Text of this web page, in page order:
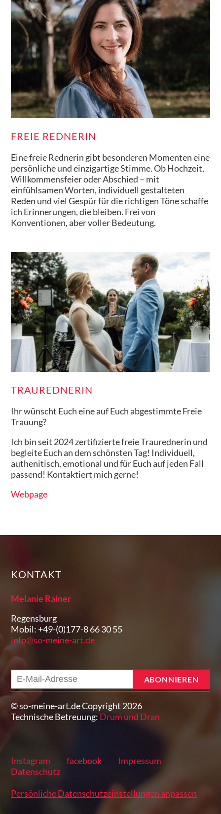
FREIE REDNERIN
Eine freie Rednerin gibt besonderen Momenten eine
persönliche und einzigartige Stimme. Ob Hochzeit,
Willkommensfeier oder Abschied – mit
einfühlsamen Worten, individuell gestalteten
Reden und viel Gespür für die richtigen Töne schaffe
ich Erinnerungen, die bleiben. Frei von
Konventionen, aber voller Bedeutung.
TRAUREDNERIN
Ihr wünscht Euch eine auf Euch abgestimmte Freie
Trauung?
Ich bin seit 2024 zertifizierte freie Traurednerin und
begleite Euch an dem schönsten Tag! Individuell,
authenitisch, emotional und für Euch auf jeden Fall
passend! Kontaktiert mich gerne!
Webpage
KONTAKT
Melanie Rainer
Regensburg
Mobil: +49-(0)177-8 66 30 55
info@so-meine-art.de
E-
Mail-
Adresse
ABONNIEREN
© so-meine-art.de Copyright 2026
Technische Betreuung: Drum und Dran
Instagram facebook
Impressum
Datenschutz
Persönliche Datenschutzeinstellungen anpassen